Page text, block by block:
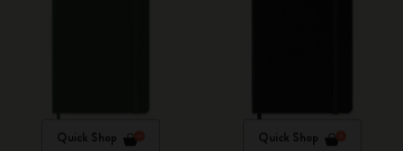
Quick Shop Quick Shop